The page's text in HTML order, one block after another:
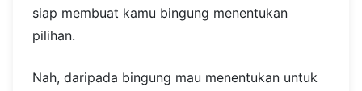
siap membuat kamu bingung menentukan
pilihan.
Nah, daripada bingung mau menentukan untuk